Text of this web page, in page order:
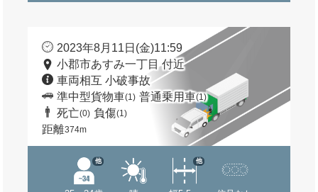
2023年8月11日(金)11:59
小郡市あすみ一丁目 付近
車両相互 小破事故
準中型貨物車(1) 普通乗用車(1)
死亡(0) 負傷(1)
距離374m
他 他